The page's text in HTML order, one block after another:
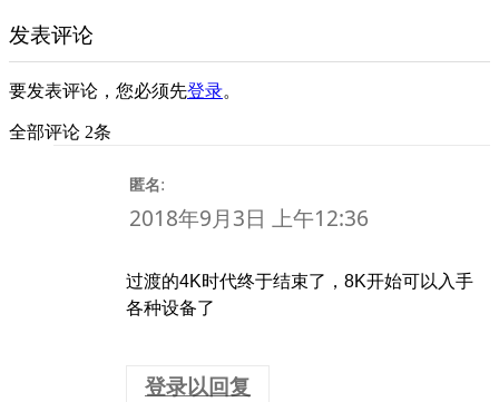
发表评论
要发表评论，您必须先登录。
全部评论 2条
匿名:
2018年9月3日 上午12:36
过渡的4K时代终于结束了，8K开始可以入手
各种设备了
登录以回复